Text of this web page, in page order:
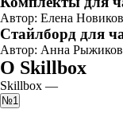
Автор: Елена
Стайлборд для
Автор: Анна
О Skillbox
Skillbox —
№1